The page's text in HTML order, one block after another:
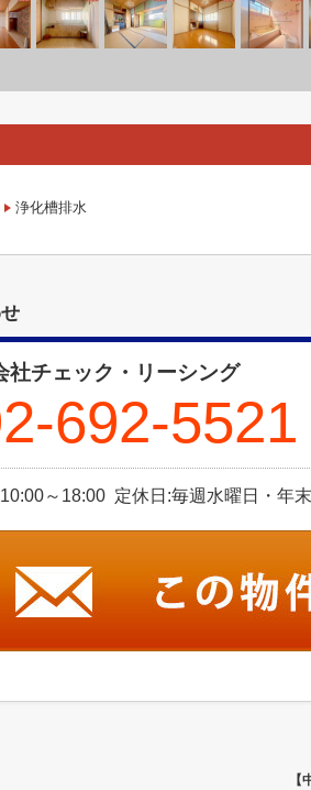
浄化槽排水
社チェック・リーシング
692-5521
10:00～18:00 定休日:毎週水曜日・年
【